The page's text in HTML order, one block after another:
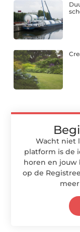
Wacht niet
platform is de
horen en jouw
op de